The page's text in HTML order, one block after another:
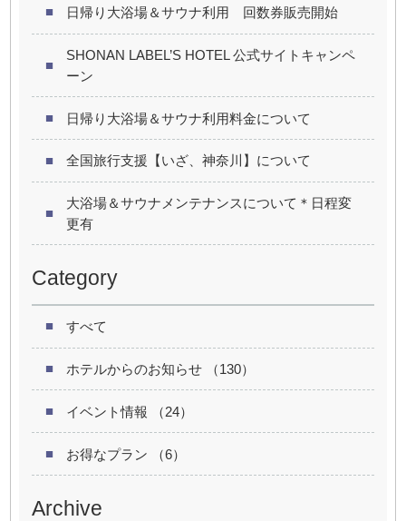
日帰り大浴場＆サウナ利用 回数券販売開始
SHONAN LABEL’S HOTEL 公式サイトキャンペ
ーン
日帰り大浴場＆サウナ利用料金について
全国旅行支援【いざ、神奈川】について
大浴場＆サウナメンテナンスについて＊日程変
更有
Category
すべて
ホテルからのお知らせ （130）
イベント情報 （24）
お得なプラン （6）
Archive